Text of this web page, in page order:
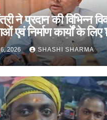
ने प्रदान की विभिन्न
एवं निर्माण कार्यों के लिए
वित्तीय स्वीकृति
2026 SHASHI SHARMA